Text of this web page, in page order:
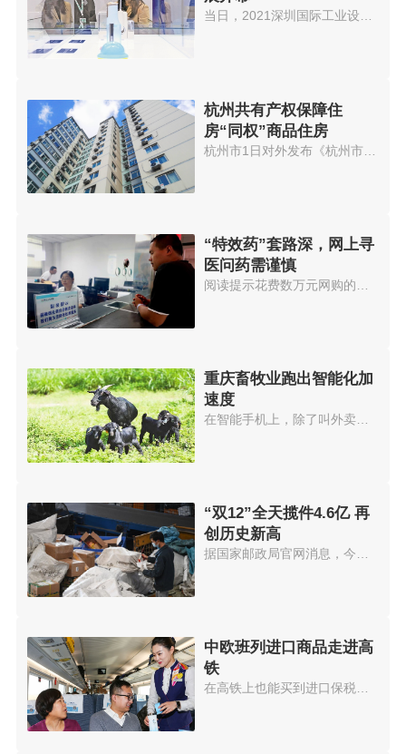
当日，2021深圳国际工业设计大展...
杭州共有产权保障住
房“同权”商品住房
“特效药”套路深，网上寻
医问药需谨慎
重庆畜牧业跑出智能化加
速度
在智能手机上，除了叫外卖、打车...
“双12”全天揽件4.6亿 再
创历史新高
中欧班列进口商品走进高
铁